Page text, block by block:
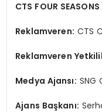
CTS FOUR SEASONS
Reklamveren: CTS
Reklamveren
Medya Ajansı: SNG
Ajans Başkanı: